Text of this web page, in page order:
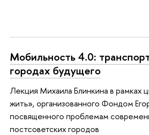
Мобильность 4.0:
городах будущего
Лекция Михаила Блинкина в рамках
жить», организованного Фондом
посвященного проблемам
постсоветских городов